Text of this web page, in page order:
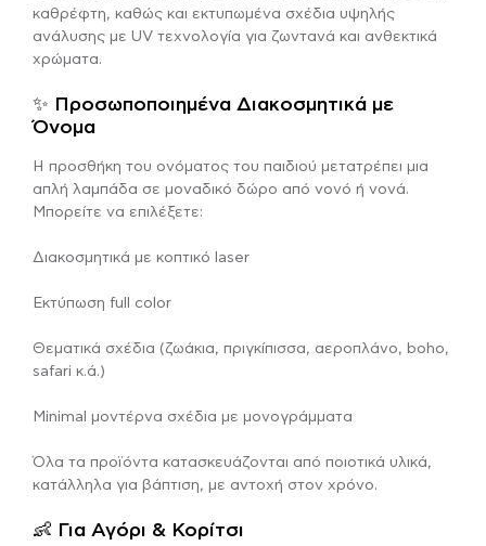
καθρέφτη, καθώς και εκτυπωμένα σχέδια υψηλής
ανάλυσης με UV τεχνολογία για ζωντανά και ανθεκτικά
χρώματα.
✨ Προσωποποιημένα Διακοσμητικά με
Όνομα
Η προσθήκη του ονόματος του παιδιού μετατρέπει μια
απλή λαμπάδα σε μοναδικό δώρο από νονό ή νονά.
Μπορείτε να επιλέξετε:
Διακοσμητικά με κοπτικό laser
Εκτύπωση full color
Θεματικά σχέδια (ζωάκια, πριγκίπισσα, αεροπλάνο, boho,
safari κ.ά.)
Minimal μοντέρνα σχέδια με μονογράμματα
Όλα τα προϊόντα κατασκευάζονται από ποιοτικά υλικά,
κατάλληλα για βάπτιση, με αντοχή στον χρόνο.
👶 Για Αγόρι & Κορίτσι